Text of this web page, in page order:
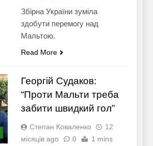
Збірна України зуміла
здобути перемогу над
Мальтою.
Read More
Георгій Судаков:
“Проти Мальти треба
забити швидкий гол”
Степан Коваленко
12
місяців ago
0 1 mins